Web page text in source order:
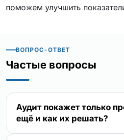
поможем улучшить
ВОПРОС-ОТВЕТ
Частые вопросы
Аудит покажет только
ещё и как их решать?